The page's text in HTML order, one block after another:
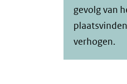
gevolg van
verhogen.